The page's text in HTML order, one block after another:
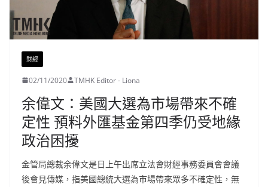
財經
02/11/2020 TMHK Editor - Liona
余偉文：美國大選為市場帶來不確
定性 預料外匯基金第四季仍受地緣
政治困擾
金管局總裁余偉文是日上午出席立法會財經事務委員會會議
後會見傳媒，指美國總統大選為市場帶來眾多不確定性，無